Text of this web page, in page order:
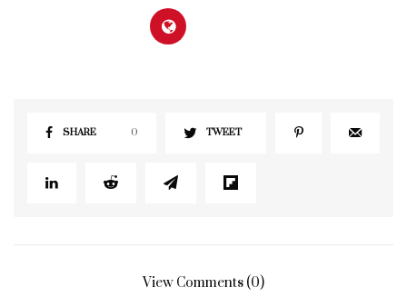
SHARE 0 TWEET
View Comments (0)